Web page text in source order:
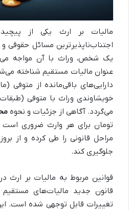
مالیات بر ارث یکی از
اجتناب‌ناپذیرترین مسائل
یک شخص، وراث با آن مواجه
عنوان مالیات مستقیم شناخته
دارایی‌های باقی‌مانده از متوفی
خویشاوندی وراث با متوفی
می‌گردد. آگاهی از جزئیات و نحوه
تومان برای هر وارث ضروری است
مراحل قانونی را طی کرده و از
جلوگیری کند.
قوانین مربوط به مالیات بر ارث
تغییرات قابل توجهی شده است.